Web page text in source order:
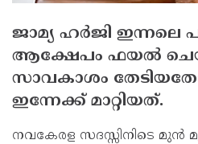
ജാമ്യ ഹര്‍ജി ഇന്നലെ
ആക്ഷേപം ഫയല്‍
സാവകാശം
ഇന്നേക്ക് മാറ്റിയത്.
നവകേരള സദസ്സിനിടെ മുന്‍